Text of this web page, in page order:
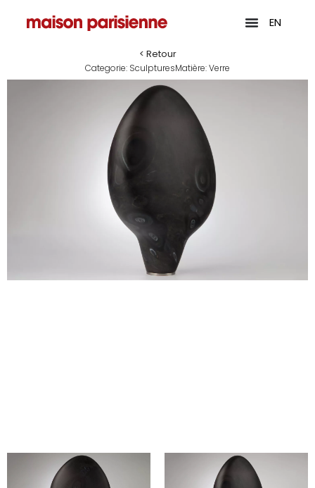
EN
< Retour
Categorie: SculpturesMatière:Verre